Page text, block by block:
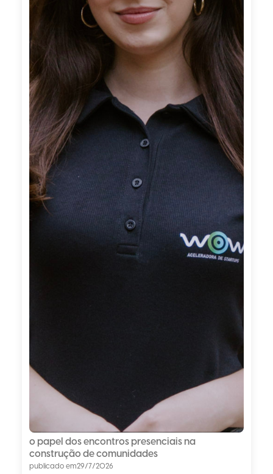
o papel dos encontros presenciais na
construção de comunidades
publicado em29/7/2026